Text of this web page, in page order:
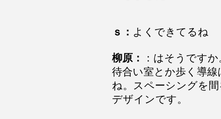
ｓ： よくできてるね
柳原：
：はそうです
待合い室とか歩く導
ね。スペーシングを
デザインです。